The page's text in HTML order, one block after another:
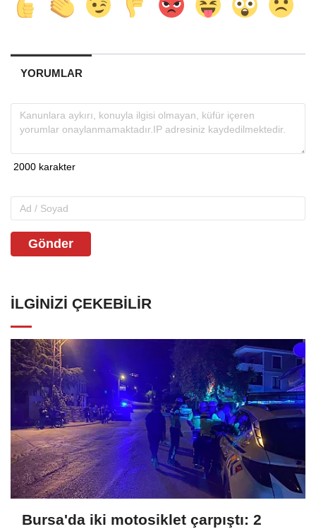
YORUMLAR
Gönder
İLGINIZI ÇEKEBILIR
Bursa'da iki motosiklet çarpıştı: 2